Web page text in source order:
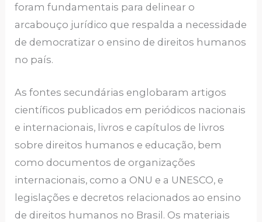
foram fundamentais para delinear o
arcabouço jurídico que respalda a necessidade
de democratizar o ensino de direitos humanos
no país.
As fontes secundárias englobaram artigos
científicos publicados em periódicos nacionais
e internacionais, livros e capítulos de livros
sobre direitos humanos e educação, bem
como documentos de organizações
internacionais, como a ONU e a UNESCO, e
legislações e decretos relacionados ao ensino
de direitos humanos no Brasil. Os materiais